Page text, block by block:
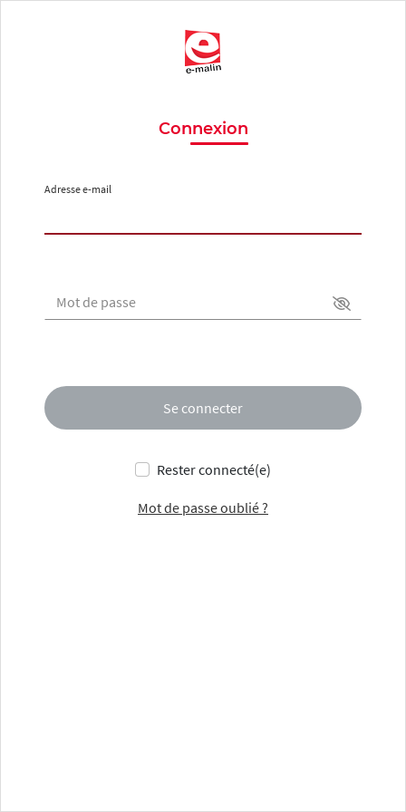
Connexion
Adresse e-mail
Mot de passe
Se connecter
Rester connecté(e)
Mot de passe oublié ?